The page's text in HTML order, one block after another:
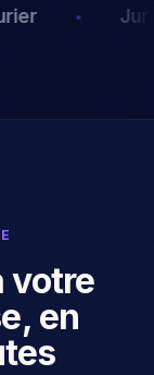
votre
en